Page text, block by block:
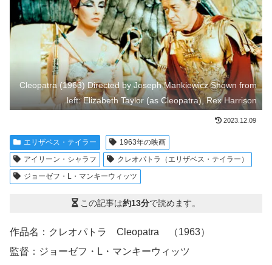
Cleopatra (1963) Directed by Joseph Mankiewicz Shown from
left: Elizabeth Taylor (as Cleopatra), Rex Harrison
2023.12.09
エリザベス・テイラー
1963年の映画
アイリーン・シャラフ
クレオパトラ（エリザベス・テイラー）
ジョーゼフ・L・マンキーウィッツ
この記事は約13分で読めます。
作品名：クレオパトラ Cleopatra （1963）
監督：ジョーゼフ・L・マンキーウィッツ